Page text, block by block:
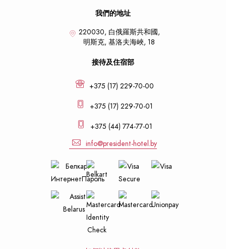
我們的地址
220030, 白俄羅斯共和國,
明斯克, 基洛夫海峽, 18
接待及住宿部
+375 (17) 229-70-00
+375 (17) 229-70-01
+375 (44) 774-77-01
info@president-hotel.by